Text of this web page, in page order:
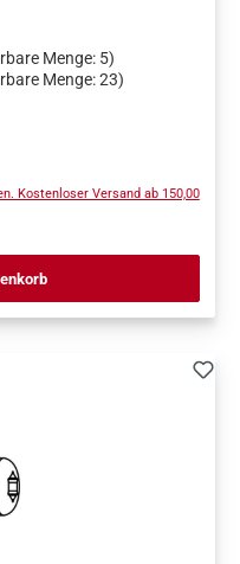
Menge: 5)
Menge: 23)
Kostenloser Versand ab 150,00